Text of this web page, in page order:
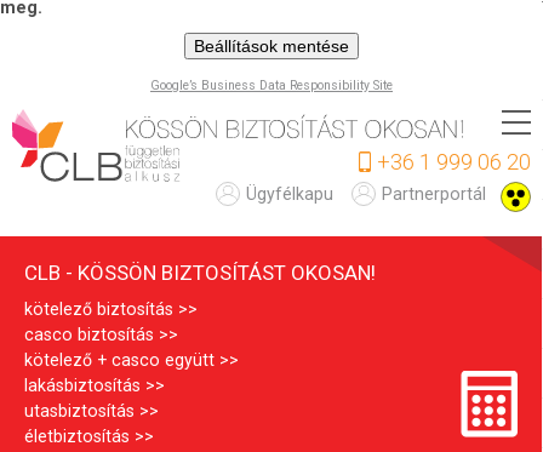
meg.
Beállítások mentése
Google’s Business Data Responsibility Site
Ugrás
a
tartalomra
L
B
+36 1 999 06 20
Partnerportál
Ügyfélkapu
CLB - KÖSSÖN BIZTOSÍTÁST OKOSAN!
kötelező biztosítás
casco biztosítás
kötelező + casco együtt
lakásbiztosítás
utasbiztosítás
életbiztosítás